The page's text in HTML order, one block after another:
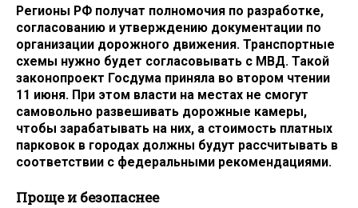
Регионы РФ получат полномочия по разработке,
согласованию и утверждению документации по
организации дорожного движения. Транспортные
схемы нужно будет согласовывать с МВД. Такой
законопроект Госдума приняла во втором чтении
11 июня. При этом власти на местах не смогут
самовольно развешивать дорожные камеры,
чтобы зарабатывать на них, а стоимость платных
парковок в городах должны будут рассчитывать в
соответствии с федеральными рекомендациями.
Проще и безопаснее